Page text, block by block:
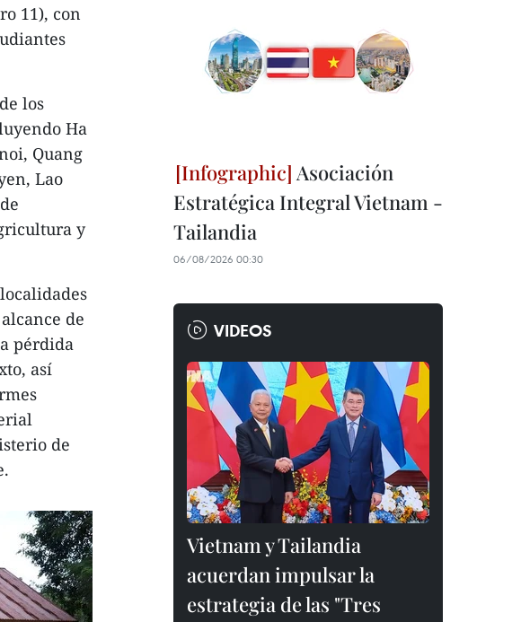
11), con
los
Ha
Quang
Lao
y
de
pérdida
así
de
Asociación
Estratégica Integral Vietnam -
Tailandia
06/08/2026 00:30
VIDEOS
Vietnam y Tailandia
acuerdan impulsar la
estrategia de las "Tres